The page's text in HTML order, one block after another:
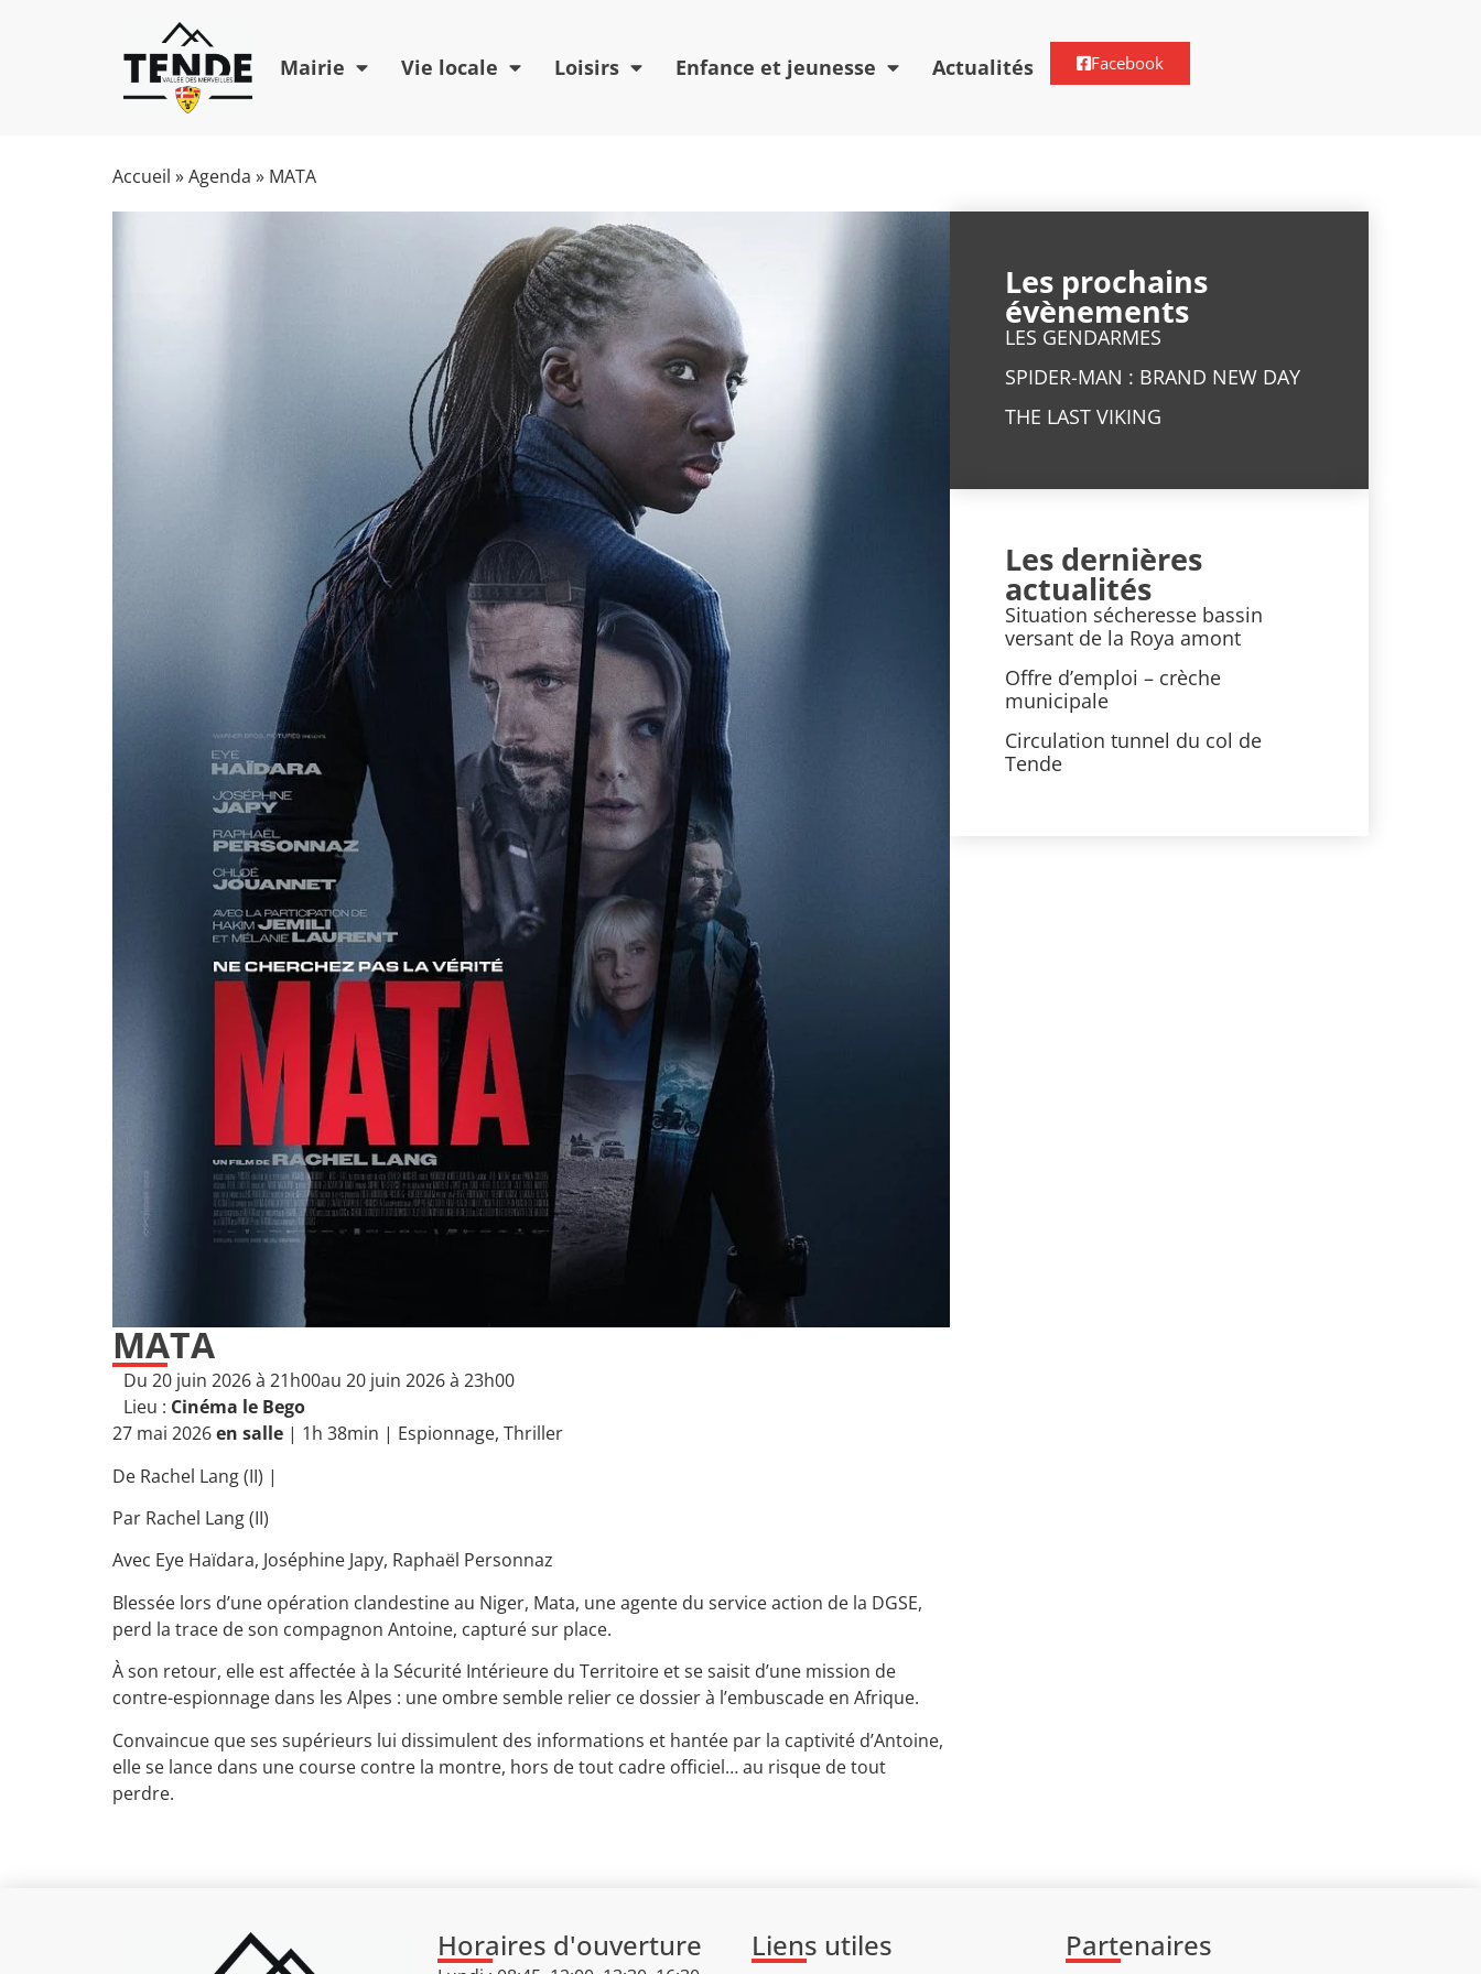
Mairie Vie locale Loisirs Enfance et jeunesse Actualités Facebook
Accueil »Agenda » MATA
MATA
Du 20 juin 2026 à 21h00au 20 juin 2026 à 23h00
Lieu : Cinéma le Bego
27 mai 2026en salle | 1h 38min | Espionnage, Thriller
De Rachel Lang (II) |
Par Rachel Lang (II)
Avec Eye Haïdara, Joséphine Japy, Raphaël Personnaz
Blessée lors d’une opération clandestine au Niger, Mata, une agente du service action de la DGSE,
perd la trace de son compagnon Antoine, capturé sur place.
À son retour, elle est affectée à la Sécurité Intérieure du Territoire et se saisit d’une mission de
contre-espionnage dans les Alpes : une ombre semble relier ce dossier à l’embuscade en Afrique.
Convaincue que ses supérieurs lui dissimulent des informations et hantée par la captivité d’Antoine,
elle se lance dans une course contre la montre, hors de tout cadre officiel… au risque de tout
perdre.
Les prochains
évènements
LES GENDARMES
SPIDER-MAN : BRAND NEW DAY
THE LAST VIKING
Les dernières
actualités
Situation sécheresse bassin
versant de la Roya amont
Offre d’emploi – crèche
municipale
Circulation tunnel du col de
Tende
Horaires d'ouverture Liens utiles Partenaires